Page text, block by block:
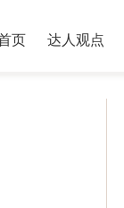
页 达人观点